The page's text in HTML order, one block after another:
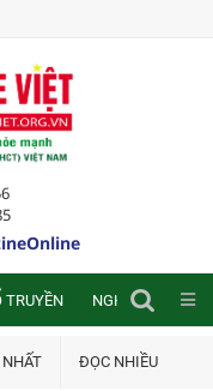
TRUYỀN NGHIÊN CỨU
ĐỌC NHIỀU